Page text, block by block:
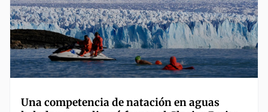
Una competencia de natación en aguas